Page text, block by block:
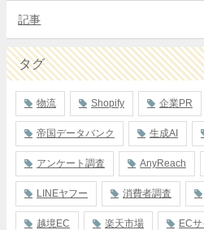
記事
タグ
物流 Shopify 企業PR
帝国データバンク 生成AI
アンケート調査 AnyReach
LINEヤフー 消費者調査
越境EC 楽天市場 ECサ